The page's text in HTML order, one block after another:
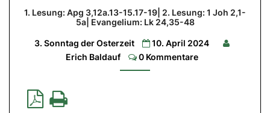
übersteigend
1.
Apg
15.17-
1. Lesung: Apg 3,12a.13-15.17-19| 2. Lesung: 1 Joh 2,1-
5a| Evangelium: Lk 24,35-48
3. Sonntag der Osterzeit
10. April 2024
Erich Baldauf
Comments
0 Kommentare